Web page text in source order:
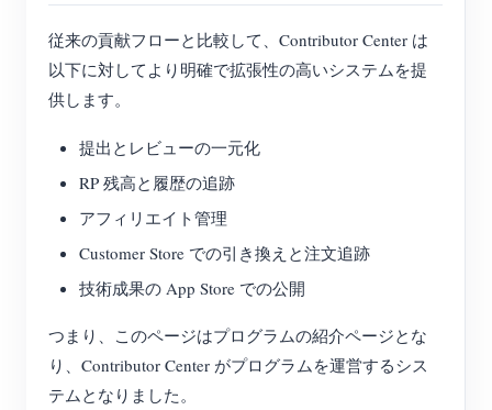
従来の貢献フローと比較して、Contributor Center は
以下に対してより明確で拡張性の高いシステムを提
供します。
提出とレビューの一元化
RP 残高と履歴の追跡
アフィリエイト管理
Customer Store での引き換えと注文追跡
技術成果の App Store での公開
つまり、このページはプログラムの紹介ページとな
り、Contributor Center がプログラムを運営するシス
テムとなりました。